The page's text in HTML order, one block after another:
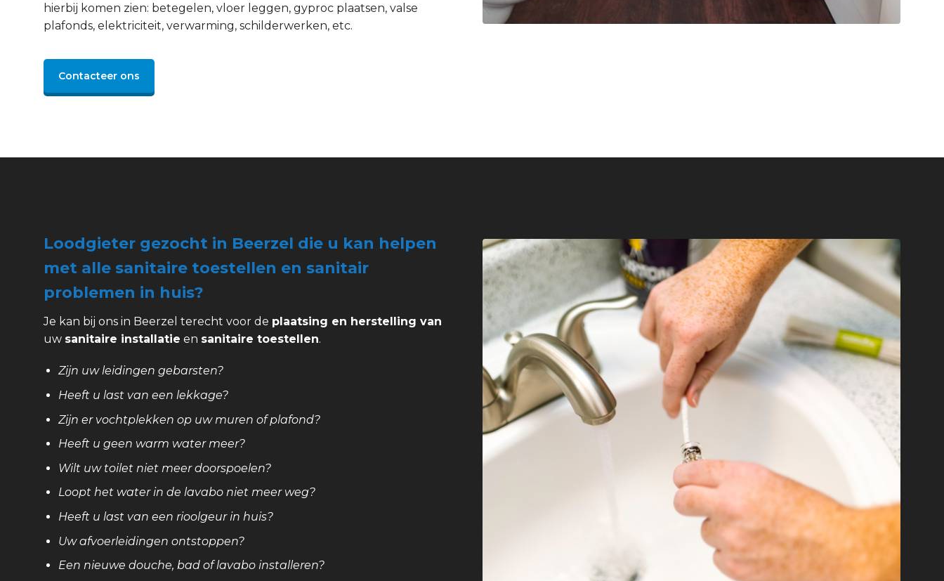
hierbij komen zien: betegelen, vloer leggen, gyproc plaatsen, valse
plafonds, elektriciteit, verwarming, schilderwerken, etc.
Contacteer ons
Loodgieter gezocht in Beerzel die u kan helpen
met alle sanitaire toestellen en sanitair
problemen in huis?
Je kan bij ons in Beerzel terecht voor de plaatsing en herstelling van
uw sanitaire installatie en sanitaire toestellen.
Zijn uw leidingen gebarsten?
Heeft u last van een lekkage?
Zijn er vochtplekken op uw muren of plafond?
Heeft u geen warm water meer?
Wilt uw toilet niet meer doorspoelen?
Loopt het water in de lavabo niet meer weg?
Heeft u last van een rioolgeur in huis?
Uw afvoerleidingen ontstoppen?
Een nieuwe douche, bad of lavabo installeren?